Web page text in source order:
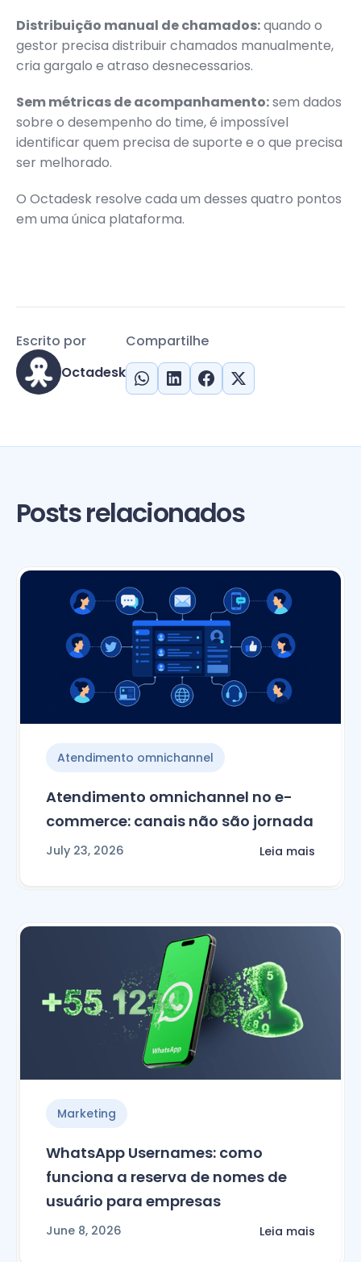
Distribuição manual de chamados:quando o
gestor precisa distribuir chamados manualmente,
cria gargalo e atraso desnecessarios.
Sem métricas de acompanhamento:sem dados
sobre o desempenho do time, é impossível
identificar quem precisa de suporte e o que precisa
ser melhorado.
O Octadesk resolve cada um desses quatro pontos
em uma única plataforma.
Compartilhe
Escrito por
Octadesk
Posts relacionados
Atendimento omnichannel
Atendimento omnichannel no e-
commerce: canais não são jornada
July 23, 2026 Leia mais
Marketing
WhatsApp Usernames: como
funciona a reserva de nomes de
usuário para empresas
June 8, 2026 Leia mais